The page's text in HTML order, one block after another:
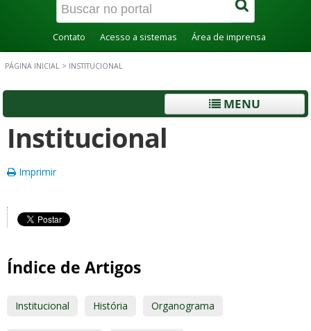
Contato Acesso a sistemas Área de imprensa
PÁGINA INICIAL > INSTITUCIONAL
MENU
Institucional
Imprimir
Índice de Artigos
Institucional História Organograma